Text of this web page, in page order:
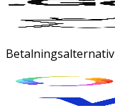
Betalningsalternativ